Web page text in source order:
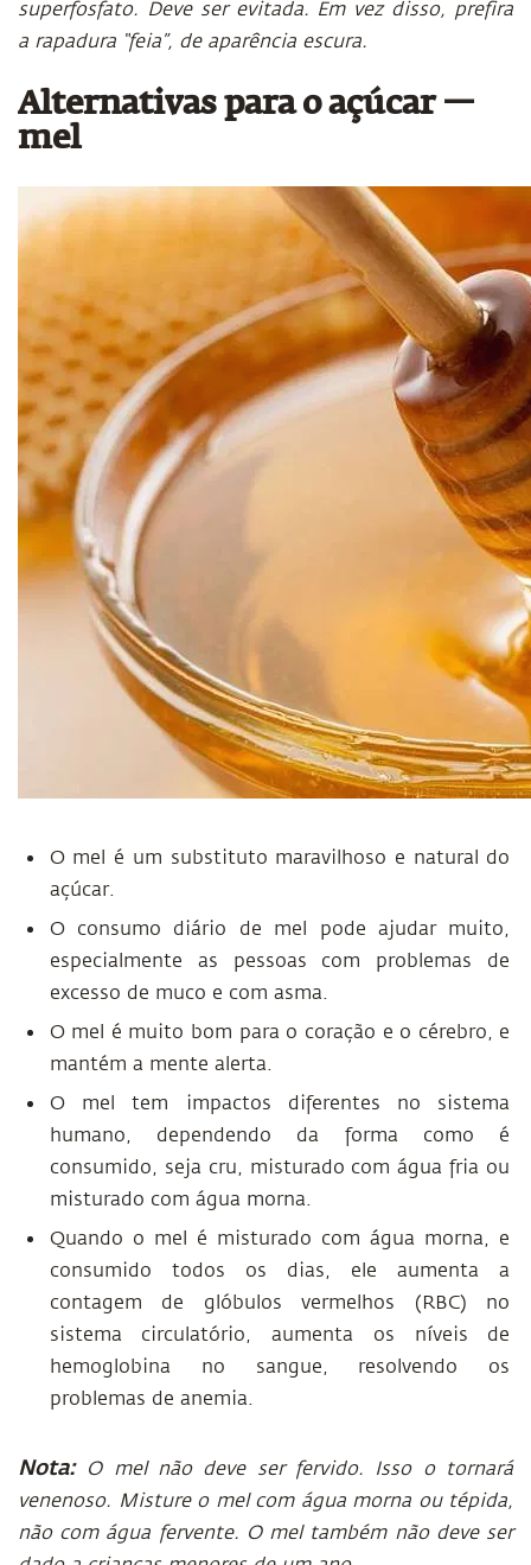
superfosfato. Deve ser evitada. Em vez disso, prefira
a rapadura “feia”, de aparência escura.
Alternativas para o açúcar —
mel
O mel é um substituto maravilhoso e natural do
açúcar.
O consumo diário de mel pode ajudar muito,
especialmente as pessoas com problemas de
excesso de muco e com asma.
O mel é muito bom para o coração e o cérebro, e
mantém a mente alerta.
O mel tem impactos diferentes no sistema
humano, dependendo da forma como é
consumido, seja cru, misturado com água fria ou
misturado com água morna.
Quando o mel é misturado com água morna, e
consumido todos os dias, ele aumenta a
contagem de glóbulos vermelhos (RBC) no
sistema circulatório, aumenta os níveis de
hemoglobina no sangue, resolvendo os
problemas de anemia.
Nota:O mel não deve ser fervido. Isso o tornará
venenoso. Misture o mel com água morna ou tépida,
não com água fervente. O mel também não deve ser